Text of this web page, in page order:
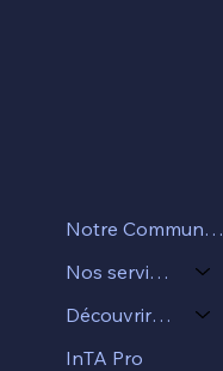
Notre Communauté
Nos services
Découvrir InTA
InTA Pro